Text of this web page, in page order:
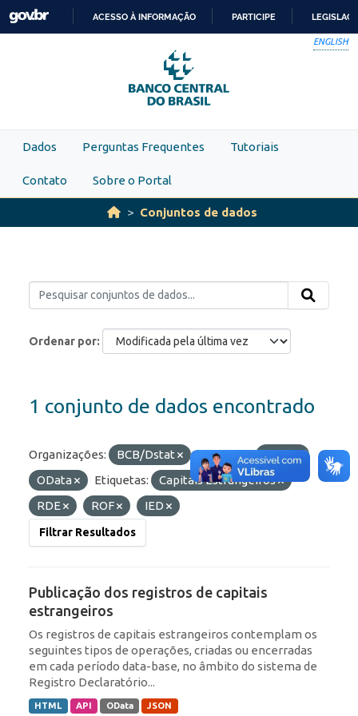
Skip to main content
PARA
O
CONTEÚDO
ACESSO À INFORMAÇÃO PARTICIPE
ENGLISH
Dados Perguntas Frequentes Tutoriais
Contato Sobre o Portal
Conjuntos de dados
Ordenar por
1 conjunto de dados encontrado
Organizações: BCB/Dstat Formatos:
JSON
OData
Etiquetas:
Capitais Estrangeiros
RDE
ROF IED
Filtrar Resultados
Publicação dos registros de capitais
estrangeiros
Os registros de capitais estrangeiros contemplam os
seguintes tipos de operações, criadas ou encerradas
em cada período data-base, no âmbito do sistema de
Registro Declaratório...
HTML API OData JSON